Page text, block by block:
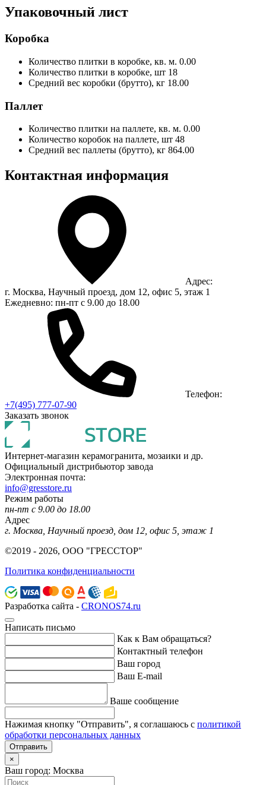
Упаковочный лист
Коробка
Количество плитки в коробке, кв. м. 0.00
Количество плитки в коробке, шт 18
Средний вес коробки (брутто), кг 18.00
Паллет
Количество плитки на паллете, кв. м. 0.00
Количество коробок на паллете, шт 48
Средний вес паллеты (брутто), кг 864.00
Контактная информация
Адрес:
г. Москва, Научный проезд, дом 12, офис 5, этаж 1
Ежедневно: пн-пт с 9.00 до 18.00
Телефон:
+7(495) 777-07-90
Заказать звонок
Интернет-магазин керамогранита, мозаики и др.
Официальный дистрибьютор завода
Электронная почта:
info@gresstore.ru
Режим работы
пн-пт с 9.00 до 18.00
Адрес
г. Москва, Научный проезд, дом 12, офис 5, этаж 1
©2019 - 2026, ООО "ГРЕССТОР"
Политика конфиденциальности
Разработка сайта - CRONOS74.ru
Написать письмо
Как к Вам обращаться?
Контактный телефон
Ваш город
Ваш E-mail
Ваше сообщение
Нажимая кнопку "Отправить", я соглашаюсь с политикой
обработки персональных данных
Отправить
×
Ваш город: Москва